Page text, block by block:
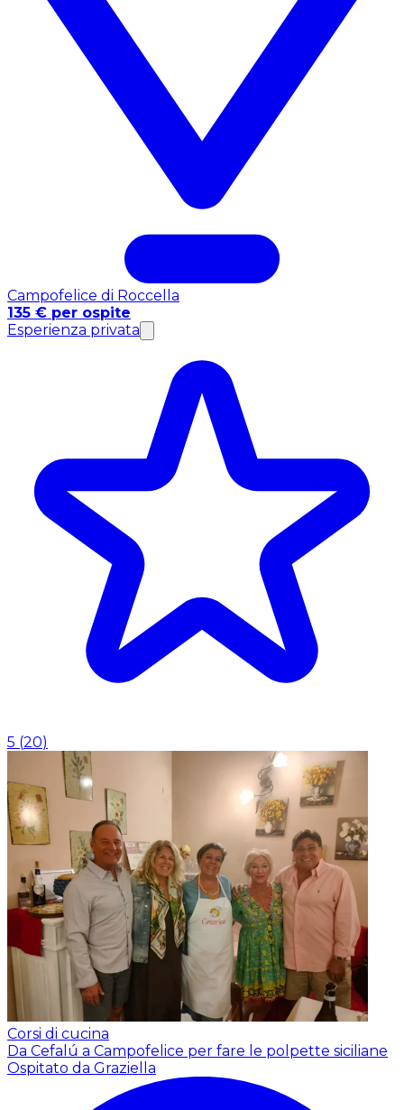
Campofelice di Roccella
135 € per ospite
Esperienza privata
5 (20)
Corsi di cucina
Da Cefalú a Campofelice per fare le polpette siciliane
Ospitato da Graziella